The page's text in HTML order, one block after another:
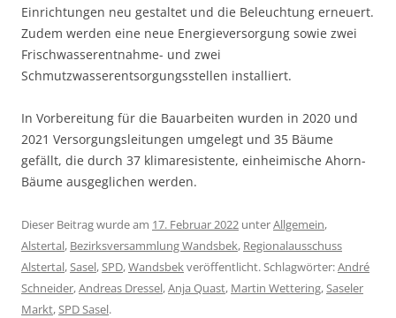
Einrichtungen neu gestaltet und die Beleuchtung erneuert.
Zudem werden eine neue Energieversorgung sowie zwei
Frischwasserentnahme- und zwei
Schmutzwasserentsorgungsstellen installiert.
In Vorbereitung für die Bauarbeiten wurden in 2020 und
2021 Versorgungsleitungen umgelegt und 35 Bäume
gefällt, die durch 37 klimaresistente, einheimische Ahorn-
Bäume ausgeglichen werden.
Dieser Beitrag wurde am 17. Februar 2022 unterAllgemein,
Alstertal, Bezirksversammlung Wandsbek, Regionalausschuss
Alstertal,Sasel,SPD,Wandsbekveröffentlicht. Schlagwörter:André
Schneider,Andreas Dressel,Anja Quast, Martin Wettering,Saseler
Markt,SPD Sasel.